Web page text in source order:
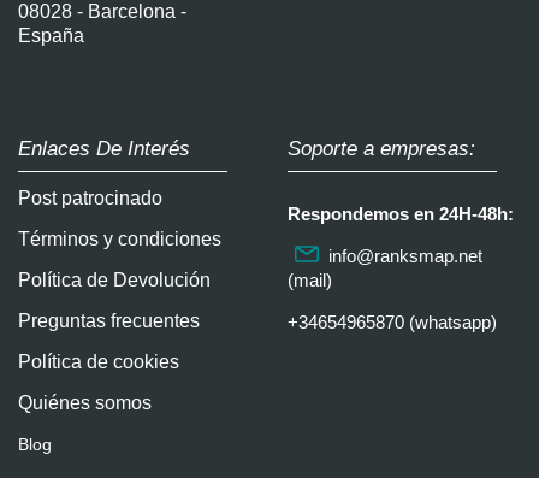
08028 - Barcelona -
España
Enlaces De Interés
Post patrocinado
Términos y condiciones
Política de Devolución
Preguntas frecuentes
Política de cookies
Quiénes somos
Blog
Soporte a empresas:
Respondemos en 24H-48h:
info@ranksmap.net
(mail)
+34654965870 (whatsapp)